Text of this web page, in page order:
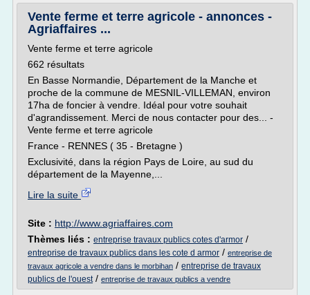
Vente ferme et terre agricole - annonces -
Agriaffaires ...
Vente ferme et terre agricole
662 résultats
En Basse Normandie, Département de la Manche et
proche de la commune de MESNIL-VILLEMAN, environ
17ha de foncier à vendre. Idéal pour votre souhait
d'agrandissement. Merci de nous contacter pour des... -
Vente ferme et terre agricole
France - RENNES ( 35 - Bretagne )
Exclusivité, dans la région Pays de Loire, au sud du
département de la Mayenne,...
Lire la suite
Site : http://www.agriaffaires.com
Thèmes liés : entreprise travaux publics cotes d'armor /
entreprise de travaux publics dans les cote d armor / entreprise de
travaux agricole a vendre dans le morbihan / entreprise de travaux
publics de l'ouest/ entreprise de travaux publics a vendre